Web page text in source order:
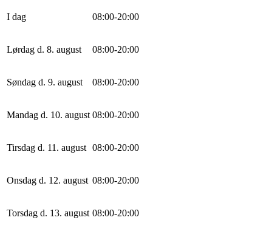
I dag 08:00-20:00
Lørdag d. 8. august 08:00-20:00
Søndag d. 9. august 08:00-20:00
Mandag d. 10. august 08:00-20:00
Tirsdag d. 11. august 08:00-20:00
Onsdag d. 12. august 08:00-20:00
Torsdag d. 13. august 08:00-20:00